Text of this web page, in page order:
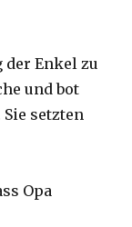
der Enkel zu
und bot
setzten
Opa